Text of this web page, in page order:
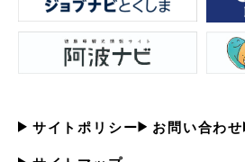
サイトポリシー お問い合わせ